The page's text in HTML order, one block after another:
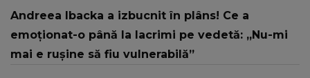
Andreea Ibacka a izbucnit în plâns! Ce a
emoționat-o până la lacrimi pe vedetă: „Nu-mi
mai e rușine să fiu vulnerabilă”